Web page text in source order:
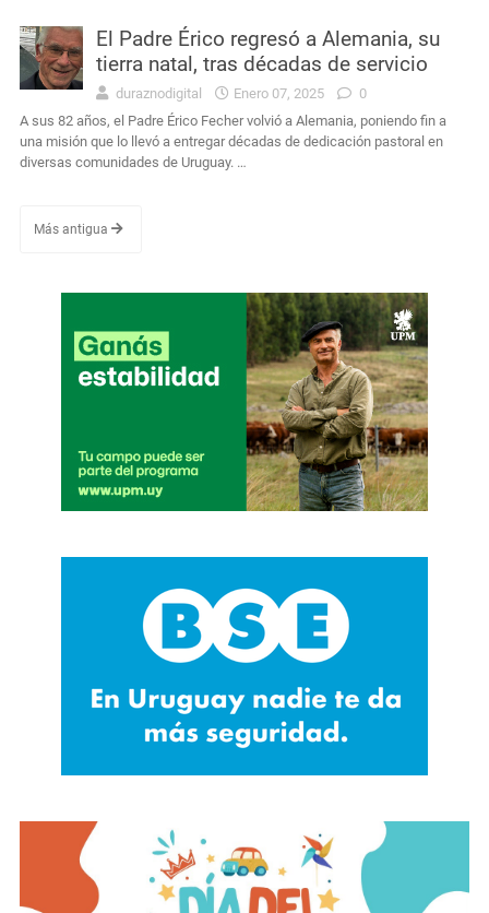
El Padre Érico regresó a Alemania, su
tierra natal, tras décadas de servicio
duraznodigital Enero 07, 2025
0
A sus 82 años, el Padre Érico Fecher volvió a Alemania, poniendo fin a
una misión que lo llevó a entregar décadas de dedicación pastoral en
diversas comunidades de Uruguay. …
Más antigua